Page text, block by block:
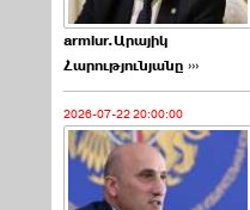
armlur.Արայիկ
Հարությունյանը ›››
2026-07-22 20:00:00